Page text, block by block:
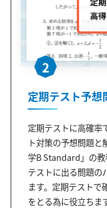
2
定期テスト予想
定期テストに高確率
ト対策の予想問題
学B Standard」の
テストに出る問題の
ます。定期テストで
をとる為に役立ちま